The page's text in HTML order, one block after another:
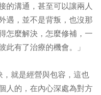
的溝通，甚至可以讓兩人
遇，並不是背叛，也沒那
怎麼解決，怎麼修補，一
此有了治療的機會。」
就是經營與包容，這也
人的，在內心深處為對方